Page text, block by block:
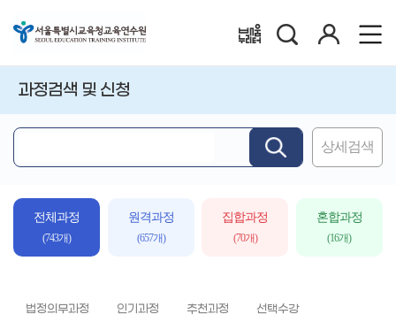
배움누리터
과정검색 및 신청
심
상세검색
전체과정
(743개)
원격과정
(657개)
집합과정
(70개)
혼합과정
(16개)
법정의무과정 인기과정 추천과정 선택수강